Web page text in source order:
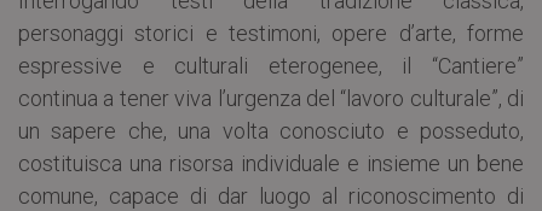
personaggi storici e testimoni, opere d’arte, forme
espressive e culturali eterogenee, il “Cantiere”
continua a tener viva l’urgenza del “lavoro culturale”, di
un sapere che, una volta conosciuto e posseduto,
costituisca una risorsa individuale e insieme un bene
comune, capace di dar luogo al riconoscimento di